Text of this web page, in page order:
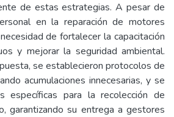
de estas estrategias. A pesar de
en la reparación de motores
de fortalecer la capacitación
y mejorar la seguridad ambiental.
se establecieron protocolos de
acumulaciones innecesarias, y se
específicas para la recolección de
garantizando su entrega a gestores